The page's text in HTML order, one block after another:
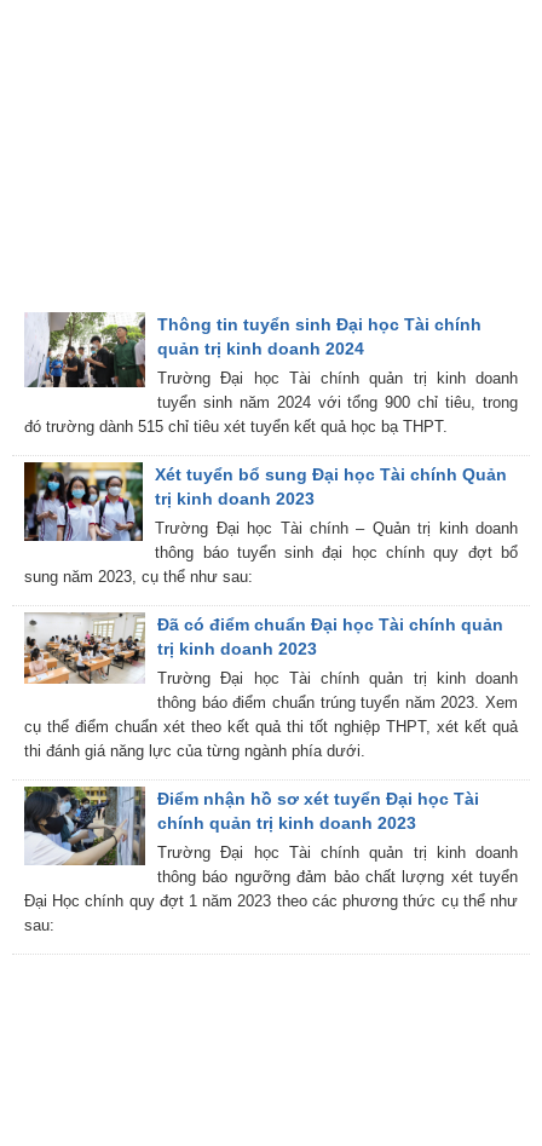
Thông tin tuyển sinh Đại học Tài chính
quản trị kinh doanh 2024
Trường Đại học Tài chính quản trị kinh doanh
tuyển sinh năm 2024 với tổng 900 chỉ tiêu, trong
đó trường dành 515 chỉ tiêu xét tuyển kết quả học bạ THPT.
Xét tuyển bổ sung Đại học Tài chính Quản
trị kinh doanh 2023
Trường Đại học Tài chính – Quản trị kinh doanh
thông báo tuyển sinh đại học chính quy đợt bổ
sung năm 2023, cụ thể như sau:
Đã có điểm chuẩn Đại học Tài chính quản
trị kinh doanh 2023
Trường Đại học Tài chính quản trị kinh doanh
thông báo điểm chuẩn trúng tuyển năm 2023. Xem
cụ thể điểm chuẩn xét theo kết quả thi tốt nghiệp THPT, xét kết quả
thi đánh giá năng lực của từng ngành phía dưới.
Điểm nhận hồ sơ xét tuyển Đại học Tài
chính quản trị kinh doanh 2023
Trường Đại học Tài chính quản trị kinh doanh
thông báo ngưỡng đảm bảo chất lượng xét tuyển
Đại Học chính quy đợt 1 năm 2023 theo các phương thức cụ thể như
sau: